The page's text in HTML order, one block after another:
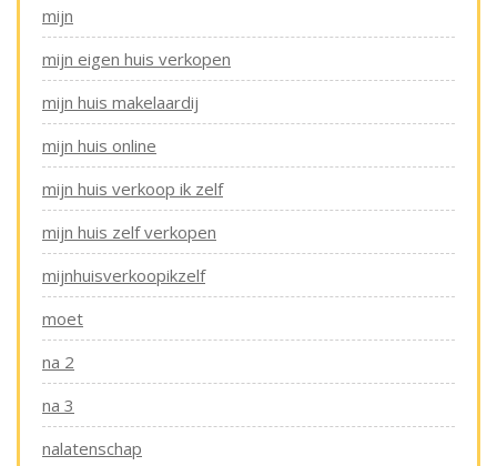
mijn
mijn eigen huis verkopen
mijn huis makelaardij
mijn huis online
mijn huis verkoop ik zelf
mijn huis zelf verkopen
mijnhuisverkoopikzelf
moet
na 2
na 3
nalatenschap